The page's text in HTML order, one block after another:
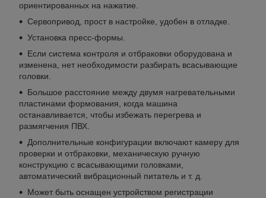
ориентированных на нажатие.
Сервопривод, прост в настройке, удобен в отладке.
Установка пресс-формы.
Если система контроля и отбраковки оборудована и
изменена, нет необходимости разбирать всасывающие
головки.
Большое расстояние между двумя нагревательными
пластинами формования, когда машина
останавливается, чтобы избежать перегрева и
размягчения ПВХ.
Дополнительные конфигурации включают камеру для
проверки и отбраковки, механическую ручную
конструкцию с всасывающими головками,
автоматический вибрационный питатель и т. д.
Может быть оснащен устройством регистрации